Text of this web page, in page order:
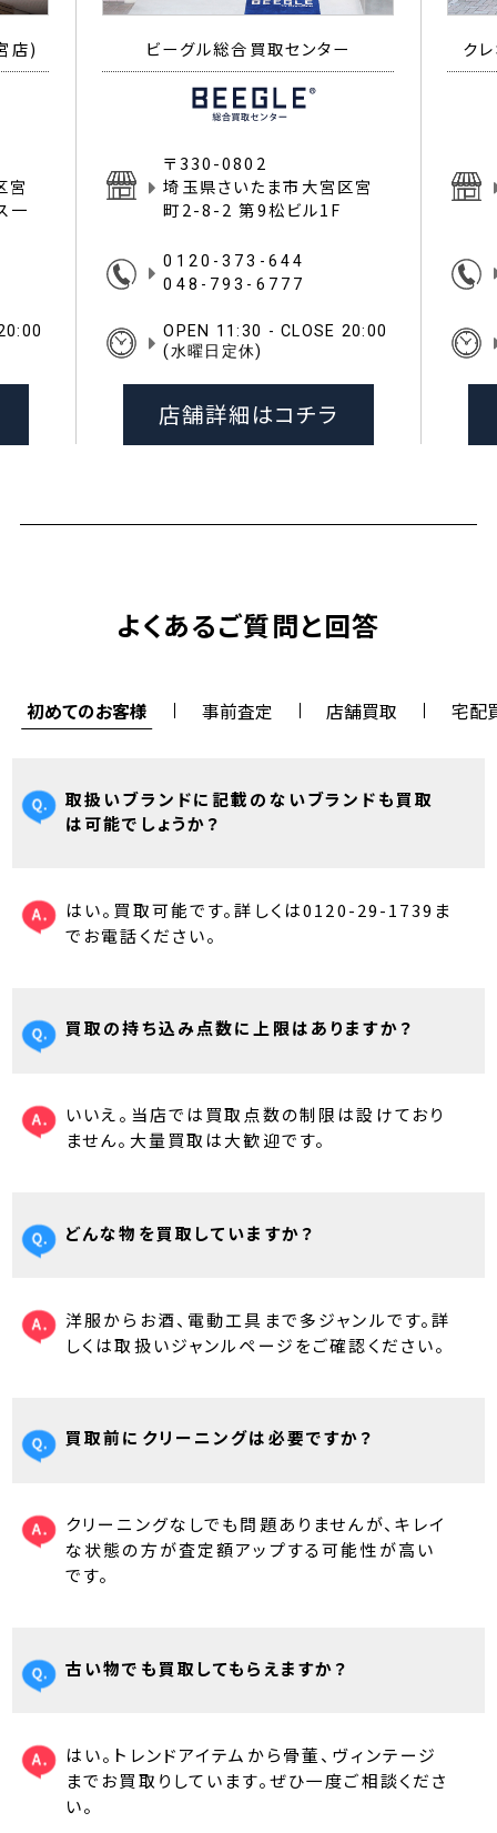
店)
宮
一
ビーグル総合買取センター
〒330-0802
埼玉県さいたま市大宮区宮
町2-8-2 第9松ビル1F
0120-373-644
048-793-6777
OPEN 11:30 - CLOSE 20:00
(水曜日定休)
店舗詳細はコチラ
ク
よくあるご質問と回答
初めてのお客様 事前査定 店舗買取 宅配
取扱いブランドに記載のないブランドも買取
は可能でしょうか？
はい。買取可能です。詳しくは0120-29-1739ま
でお電話ください。
買取の持ち込み点数に上限はありますか？
いいえ。当店では買取点数の制限は設けており
ません。大量買取は大歓迎です。
どんな物を買取していますか？
洋服からお酒、電動工具まで多ジャンルです。詳
しくは取扱いジャンルページをご確認ください。
買取前にクリーニングは必要ですか？
クリーニングなしでも問題ありませんが、キレイ
な状態の方が査定額アップする可能性が高い
です。
古い物でも買取してもらえますか？
はい。トレンドアイテムから骨董、ヴィンテージ
までお買取りしています。ぜひ一度ご相談くださ
い。